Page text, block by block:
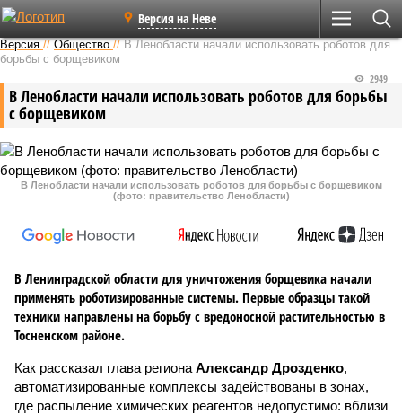
Версия на Неве
Версия //Общество //В Ленобласти начали использовать роботов для
борьбы с борщевиком
В Ленобласти начали использовать роботов для борьбы
с борщевиком
2949
В Ленобласти начали использовать роботов для борьбы с борщевиком
(фото: правительство Ленобласти)
В Ленинградской области для уничтожения борщевика начали
применять роботизированные системы. Первые образцы такой
техники направлены на борьбу с вредоносной растительностью в
Тосненском районе.
Как рассказал глава региона Александр Дрозденко,
автоматизированные комплексы задействованы в зонах,
где распыление химических реагентов недопустимо: вблизи